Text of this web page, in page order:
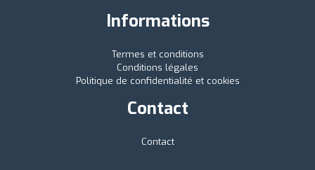
Informations
Termes et conditions
Conditions légales
Politique de confidentialité et cookies
Contact
Contact